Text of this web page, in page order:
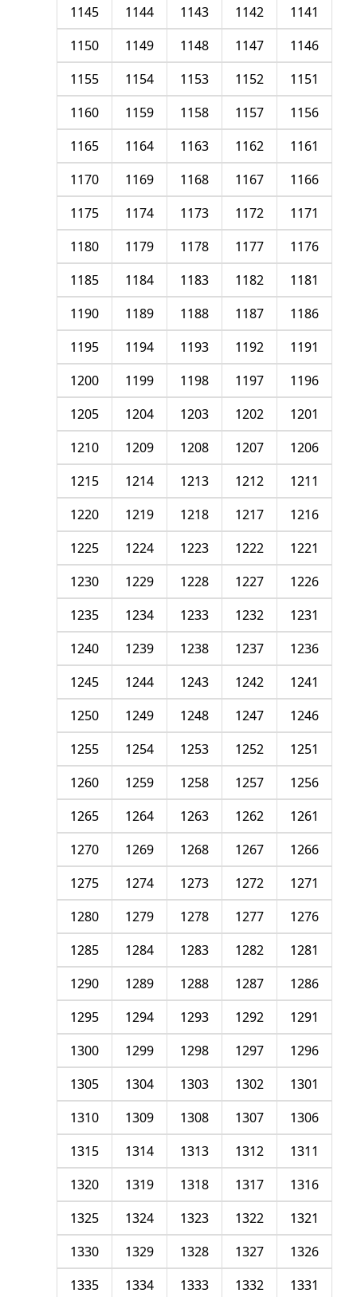
1141
1142
1143
1144
1145
1146
1147
1148
1149
1150
1151
1152
1153
1154
1155
1156
1157
1158
1159
1160
1161
1162
1163
1164
1165
1166
1167
1168
1169
1170
1171
1172
1173
1174
1175
1176
1177
1178
1179
1180
1181
1182
1183
1184
1185
1186
1187
1188
1189
1190
1191
1192
1193
1194
1195
1196
1197
1198
1199
1200
1201
1202
1203
1204
1205
1206
1207
1208
1209
1210
1211
1212
1213
1214
1215
1216
1217
1218
1219
1220
1221
1222
1223
1224
1225
1226
1227
1228
1229
1230
1231
1232
1233
1234
1235
1236
1237
1238
1239
1240
1241
1242
1243
1244
1245
1246
1247
1248
1249
1250
1251
1252
1253
1254
1255
1256
1257
1258
1259
1260
1261
1262
1263
1264
1265
1266
1267
1268
1269
1270
1271
1272
1273
1274
1275
1276
1277
1278
1279
1280
1281
1282
1283
1284
1285
1286
1287
1288
1289
1290
1291
1292
1293
1294
1295
1296
1297
1298
1299
1300
1301
1302
1303
1304
1305
1306
1307
1308
1309
1310
1311
1312
1313
1314
1315
1316
1317
1318
1319
1320
1321
1322
1323
1324
1325
1326
1327
1328
1329
1330
1331
1332
1333
1334
1335